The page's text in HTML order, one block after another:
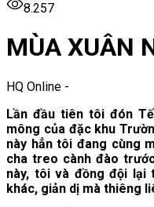
8.257
MÙA XUÂN
HQ Online -
Lần đầu tiên tôi đón
mông của đặc khu
này hẳn tôi đang cùng
cha treo cành đào
này, tôi và đồng đội
khác, giản dị mà thiêng